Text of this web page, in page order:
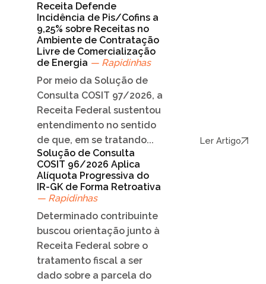
Receita Defende
Incidência de Pis/Cofins a
9,25% sobre Receitas no
Ambiente de Contratação
Livre de Comercialização
de Energia — Rapidinhas
Por meio da Solução de
Consulta COSIT 97/2026, a
Receita Federal sustentou
entendimento no sentido
de que, em se tratando...
Ler Artigo
Solução de Consulta
COSIT 96/2026 Aplica
Alíquota Progressiva do
IR-GK de Forma Retroativa
— Rapidinhas
Determinado contribuinte
buscou orientação junto à
Receita Federal sobre o
tratamento fiscal a ser
dado sobre a parcela do